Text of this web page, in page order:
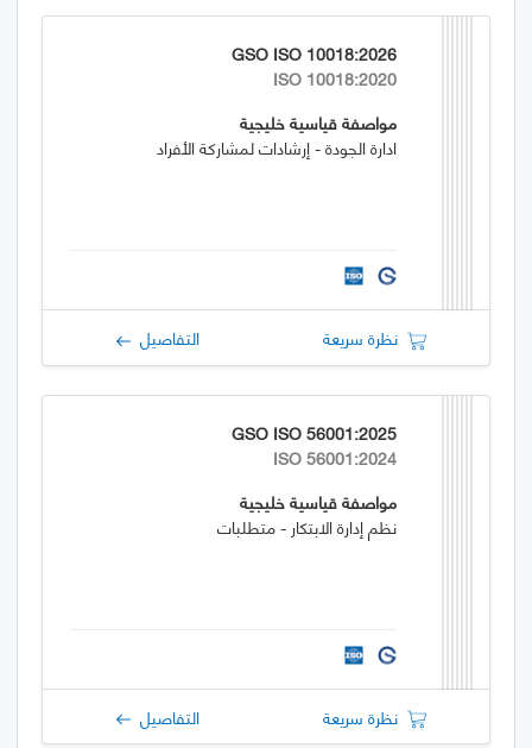
GSO ISO 10018:2026
ISO 10018:2020
مواصفة قياسية خليجية
ادارة الجودة - إرشادات لمشاركة الأفراد
نظرة سريعة التفاصيل
GSO ISO 56001:2025
ISO 56001:2024
مواصفة قياسية خليجية
نظم إدارة الابتكار - متطلبات
نظرة سريعة التفاصيل